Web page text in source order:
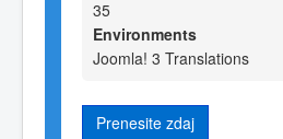
35
Environments
Joomla! 3 Translations
Prenesite zdaj